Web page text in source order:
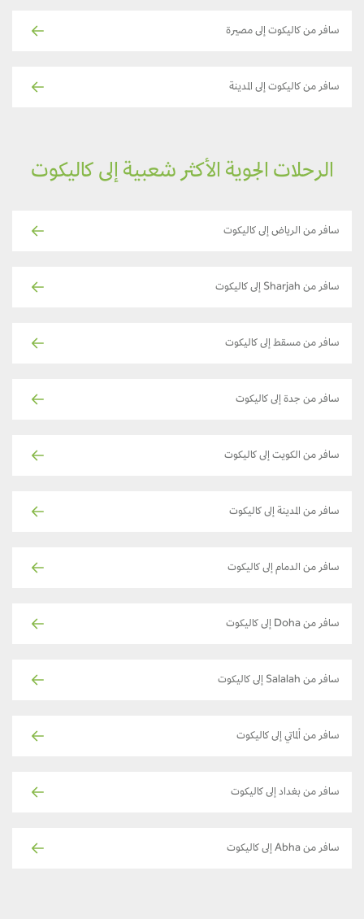
سافر من كاليكوت إلى مصيرة
سافر من كاليكوت إلى المدينة
الرحلات الجوية الأكثر شعبية إلى كاليكوت
سافر من الرياض إلى كاليكوت
سافر من Sharjah إلى كاليكوت
سافر من مسقط إلى كاليكوت
سافر من جدة إلى كاليكوت
سافر من الكويت إلى كاليكوت
سافر من المدينة إلى كاليكوت
سافر من الدمام إلى كاليكوت
سافر من Doha إلى كاليكوت
سافر من Salalah إلى كاليكوت
سافر من ألماتي إلى كاليكوت
سافر من بغداد إلى كاليكوت
سافر من Abha إلى كاليكوت